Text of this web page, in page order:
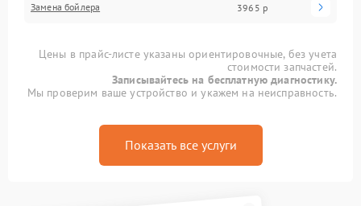
Замена бойлера 3965 р
Цены в прайс-листе указаны ориентировочные, без учета
стоимости запчастей.
Записывайтесь на бесплатную диагностику.
Мы проверим ваше устройство и укажем на неисправность.
Показать все услуги